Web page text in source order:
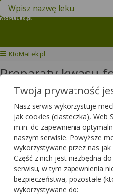
Znajdź lek w swojej okolicy
KtoMaLek.pl
Preparaty kwasu
Wybierz grupę produktów
Filtrowanie
Filtrowanie
Wyniki
Wyczyść filtry
Twoja prywatność
Nasz serwis wykorzystuje
jak cookies (ciasteczka), Web
m.in. do zapewnienia
naszym serwisie. Powyższe
wykorzystywane przez nas
Część z nich jest niezbędna
serwisu, w tym zapewnienia
bezpieczeństwa, pozostałe
wykorzystywane do: